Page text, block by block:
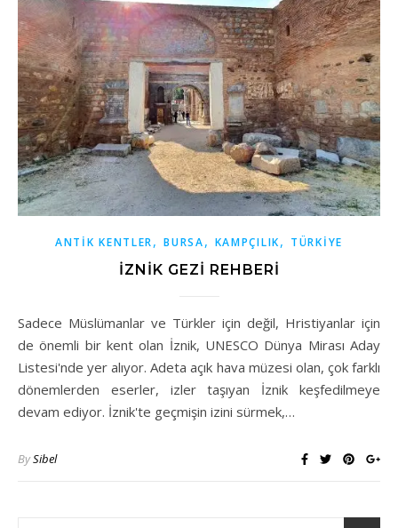
ANTİK KENTLER,BURSA, KAMPÇILIK, TÜRKİYE
İZNIK GEZI REHBERI
Sadece Müslümanlar ve Türkler için değil, Hristiyanlar için
de önemli bir kent olan İznik, UNESCO Dünya Mirası Aday
Listesi'nde yer alıyor. Adeta açık hava müzesi olan, çok farklı
dönemlerden eserler, izler taşıyan İznik keşfedilmeye
devam ediyor. İznik'te geçmişin izini sürmek,…
BySibel